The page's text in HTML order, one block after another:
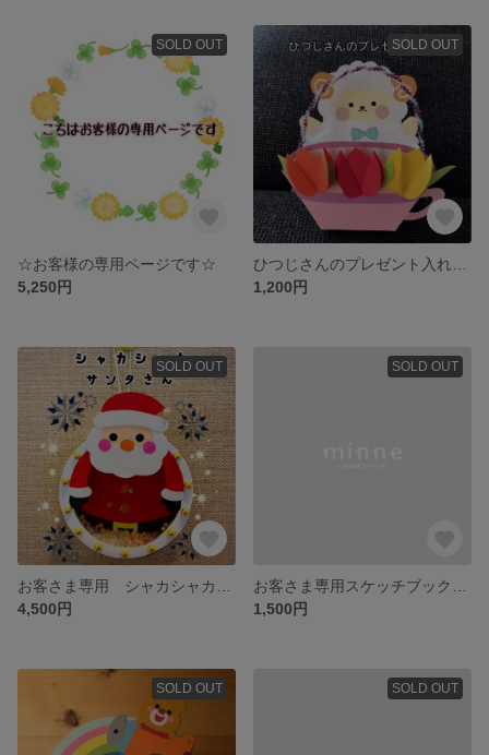
SOLD OUT
☆お客様の専用ページです☆
5,250円
SOLD OUT
1,200円
SOLD OUT
4,500円
SOLD OUT
1,500円
SOLD OUT SOLD OUT